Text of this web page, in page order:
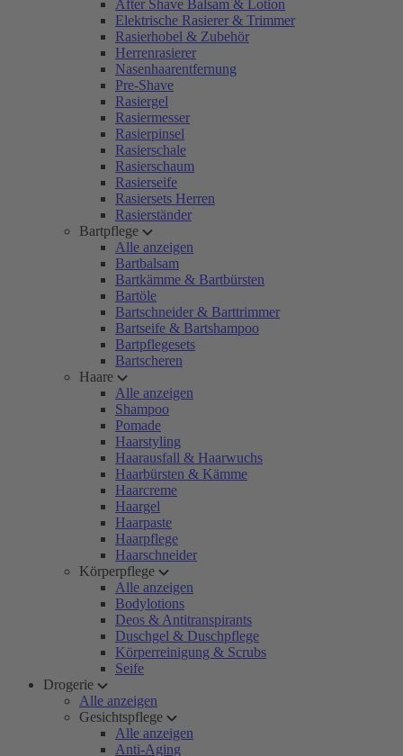
After Shave Balsam & Lotion
Elektrische Rasierer & Trimmer
Rasierhobel & Zubehör
Herrenrasierer
Nasenhaarentfernung
Pre-Shave
Rasiergel
Rasiermesser
Rasierpinsel
Rasierschale
Rasierschaum
Rasierseife
Rasiersets Herren
Rasierständer
Bartpflege
Alle anzeigen
Bartbalsam
Bartkämme & Bartbürsten
Bartöle
Bartschneider & Barttrimmer
Bartseife & Bartshampoo
Bartpflegesets
Bartscheren
Haare
Alle anzeigen
Shampoo
Pomade
Haarstyling
Haarausfall & Haarwuchs
Haarbürsten & Kämme
Haarcreme
Haargel
Haarpaste
Haarpflege
Haarschneider
Körperpflege
Alle anzeigen
Bodylotions
Deos & Antitranspirants
Duschgel & Duschpflege
Körperreinigung & Scrubs
Seife
Drogerie
Alle anzeigen
Gesichtspflege
Alle anzeigen
Anti-Aging